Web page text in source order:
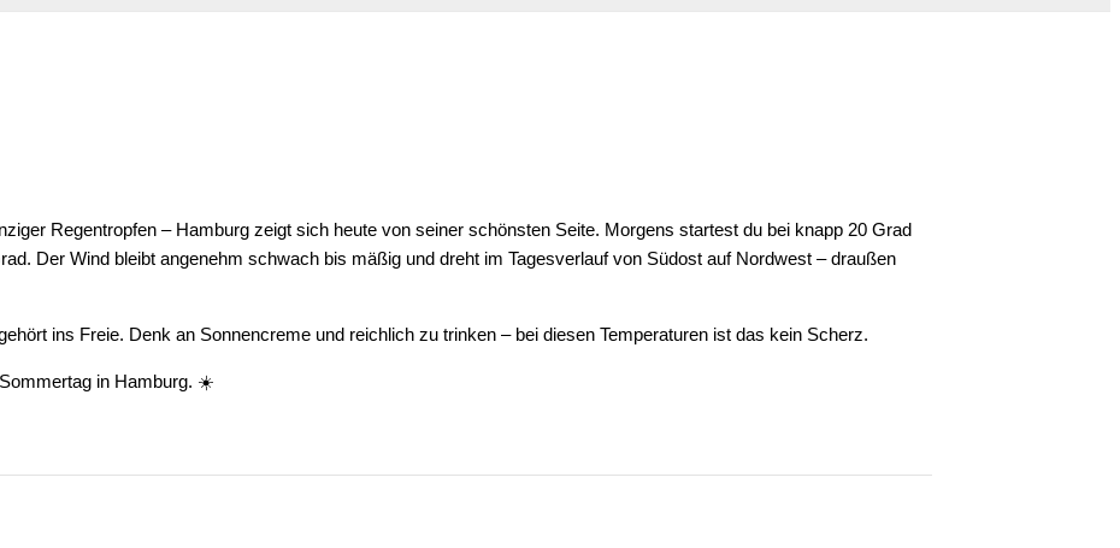
Regentropfen – Hamburg zeigt sich heute von seiner schönsten Seite. Morgens startest du bei knapp 20 Grad
Der Wind bleibt angenehm schwach bis mäßig und dreht im Tagesverlauf von Südost auf Nordwest – draußen
ins Freie. Denk an Sonnencreme und reichlich zu trinken – bei diesen Temperaturen ist das kein Scherz.
in Hamburg. ☀️